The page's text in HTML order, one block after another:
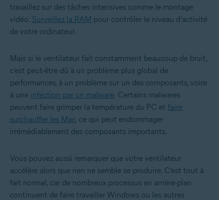
travaillez sur des tâches intensives comme le montage
vidéo. Surveillez la RAM pour contrôler le niveau d’activité
de votre ordinateur.
Mais si le ventilateur fait constamment beaucoup de bruit,
c’est peut-être dû à un problème plus global de
performances, à un problème sur un des composants, voire
à une infection par un malware. Certains malwares
peuvent faire grimper la température du PC et faire
surchauffer les Mac, ce qui peut endommager
irrémédiablement des composants importants.
Vous pouvez aussi remarquer que votre ventilateur
accélère alors que rien ne semble se produire. C’est tout à
fait normal, car de nombreux processus en arrière-plan
continuent de faire travailler Windows ou les autres